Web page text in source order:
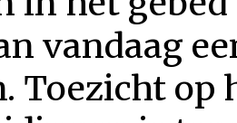
vandaag
Toezicht op